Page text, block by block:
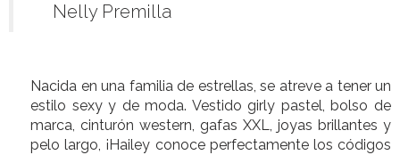
Nelly Premilla
Nacida en una familia de estrellas, se atreve a tener un
estilo sexy y de moda. Vestido girly pastel, bolso de
marca, cinturón western, gafas XXL, joyas brillantes y
pelo largo, ¡Hailey conoce perfectamente los códigos